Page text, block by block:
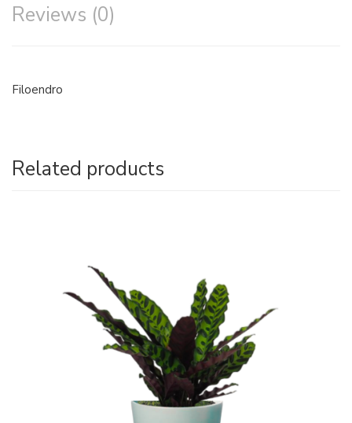
Reviews (0)
Filoendro
Related products